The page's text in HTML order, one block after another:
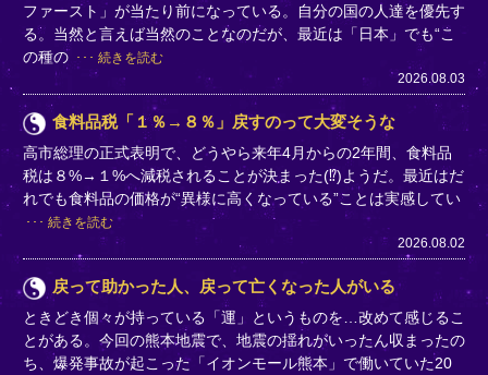
ファースト」が当たり前になっている。自分の国の人達を優先す
る。当然と言えば当然のことなのだが、最近は「日本」でも“こ
の種の
続きを読む
2026.08.03
食料品税「１％→８％」戻すのって大変そうな
高市総理の正式表明で、どうやら来年4月からの2年間、食料品
税は８%→１%へ減税されることが決まった(⁉)ようだ。最近はだ
れでも食料品の価格が“異様に高くなっている”ことは実感してい
続きを読む
2026.08.02
戻って助かった人、戻って亡くなった人がいる
ときどき個々が持っている「運」というものを…改めて感じるこ
とがある。今回の熊本地震で、地震の揺れがいったん収まったの
ち、爆発事故が起こった「イオンモール熊本」で働いていた20